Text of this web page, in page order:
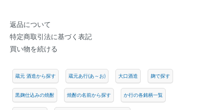
返品について
特定商取引法に基づく表記
買い物を続ける
蔵元 酒造から探す 蔵元あ行(あ～お) 大口酒造 麹で探す
黒麹仕込みの焼酎 焼酎の名前から探す か行の各銘柄一覧